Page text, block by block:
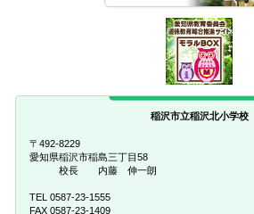
稲沢市立稲沢北小学校
〒492-8229
愛知県稲沢市稲島三丁目58
校長 内藤 伸一朗
TEL 0587-23-1555
FAX 0587-23-1409